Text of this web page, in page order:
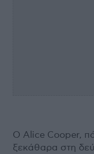
Ο Alice Cooper,
ξεκάθαρα στη